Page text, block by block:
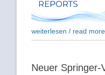
weiterlesen / read
Neuer Springer-